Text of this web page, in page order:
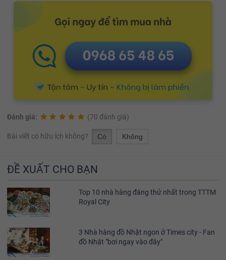
Đánh giá: (70 đánh giá)
Bài viết có hữu ích không? Có Không
ĐỀ XUẤT CHO BẠN
Top 10 nhà hàng đáng thử nhất trong TTTM
Royal City
3 Nhà hàng đồ Nhật ngon ở Times city - Fan
đồ Nhật "bơi ngay vào đây"